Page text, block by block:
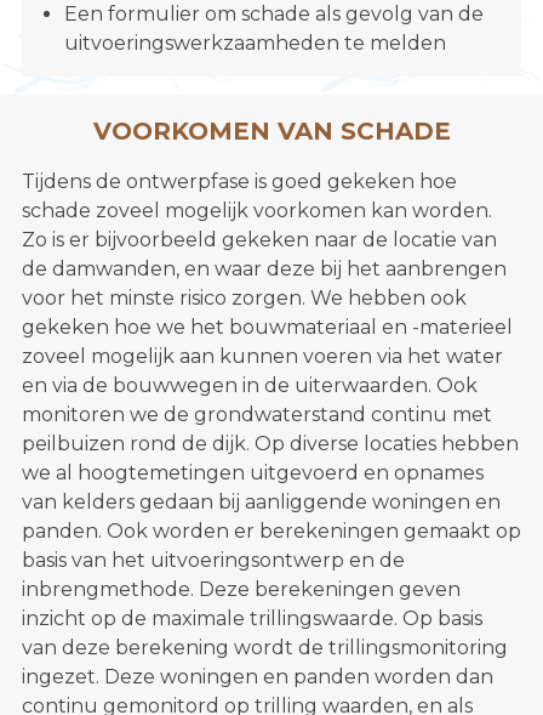
Een formulier om schade als gevolg van de
uitvoeringswerkzaamheden te melden
VOORKOMEN VAN SCHADE
Tijdens de ontwerpfase is goed gekeken hoe
schade zoveel mogelijk voorkomen kan worden.
Zo is er bijvoorbeeld gekeken naar de locatie van
de damwanden, en waar deze bij het aanbrengen
voor het minste risico zorgen. We hebben ook
gekeken hoe we het bouwmateriaal en -materieel
zoveel mogelijk aan kunnen voeren via het water
en via de bouwwegen in de uiterwaarden. Ook
monitoren we de grondwaterstand continu met
peilbuizen rond de dijk. Op diverse locaties hebben
we al hoogtemetingen uitgevoerd en opnames
van kelders gedaan bij aanliggende woningen en
panden. Ook worden er berekeningen gemaakt op
basis van het uitvoeringsontwerp en de
inbrengmethode. Deze berekeningen geven
inzicht op de maximale trillingswaarde. Op basis
van deze berekening wordt de trillingsmonitoring
ingezet. Deze woningen en panden worden dan
continu gemonitord op trilling waarden, en als